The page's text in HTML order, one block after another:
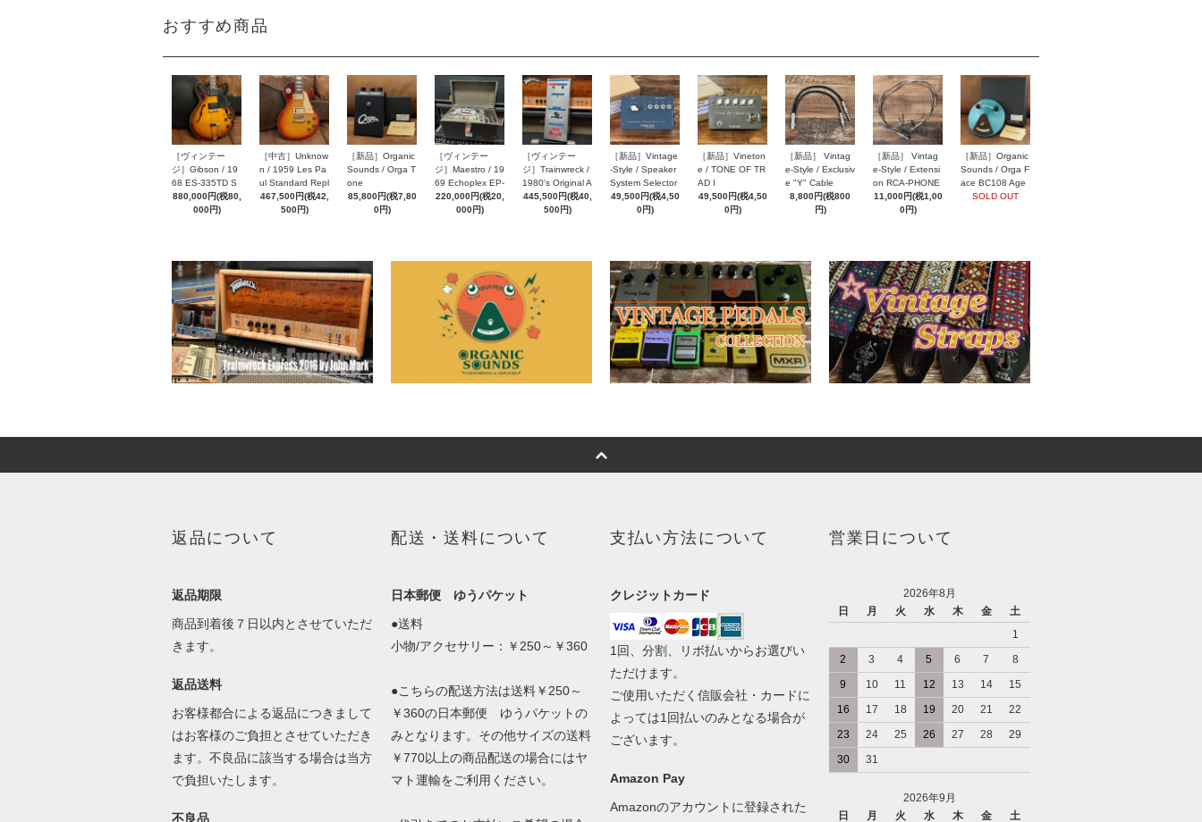
おすすめ商品
［ヴィンテー
ジ］Gibson / 19
68 ES-335TD S
unburst
880,000円(税80,
000円)
［中古］Unknow
n / 1959 Les Pa
ul Standard Repl
ica Brillbate Refi
nish Sunburst To
467,500円(税42,
500円)
［新品］Organic
Sounds / Orga T
one
85,800円(税7,80
0円)
［ヴィンテー
ジ］Maestro / 19
69 Echoplex EP-
2
220,000円(税20,
000円)
［ヴィンテー
ジ］Trainwreck /
1980's Original A
ir Brake Power R
educer SN0009
445,500円(税40,
500円)
［新品］Vintage
-Style / Speaker
System Selector
SEL414
49,500円(税4,50
0円)
［新品］Vineton
e / TONE OF TR
AD I
49,500円(税4,50
0円)
［新品］ Vintag
e-Style / Exclusiv
e "Y" Cable
8,800円(税800
円)
［新品］ Vintag
e-Style / Extensi
on RCA-PHONE
Speaker Cables
11,000円(税1,00
0円)
［新品］Organic
Sounds / Orga F
ace BC108 Age
d Blue
SOLD OUT
返品について
返品期限
商品到着後７日以内とさせていただ
きます。
返品送料
お客様都合による返品につきまして
はお客様のご負担とさせていただき
ます。不良品に該当する場合は当方
で負担いたします。
不良品
配送・送料について
日本郵便 ゆうパケット
●送料
小物/アクセサリー：￥250～￥360
●こちらの配送方法は送料￥250～
￥360の日本郵便 ゆうパケットの
みとなります。その他サイズの送料
￥770以上の商品配送の場合にはヤ
マト運輸をご利用ください。
支払い方法について
クレジットカード
1回、分割、リボ払いからお選びい
ただけます。
ご使用いただく信販会社・カードに
よっては1回払いのみとなる場合が
ございます。
Amazon Pay
Amazonのアカウントに登録された
営業日について
2026年8月
日
月 火 水 木 金
土
1
2
3 4 5 6 7
8
9
10 11 12 13 14
15
16
17 18 19 20 21
22
23
24 25 26 27 28
29
30
31
2026年9月
日
月 火 水 木 金
土